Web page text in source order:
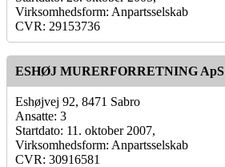
Virksomhedsform: Anpartsselskab
CVR: 29153736
ESHØJ MURERFORRETNING ApS
Eshøjvej 92, 8471 Sabro
Ansatte: 3
Startdato: 11. oktober 2007,
Virksomhedsform: Anpartsselskab
CVR: 30916581